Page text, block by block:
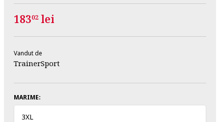
18302 lei
Vandut de
TrainerSport
MARIME:
3XL